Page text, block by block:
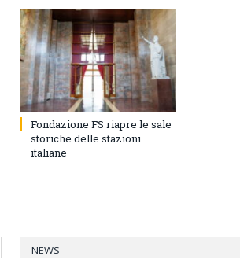
Fondazione FS riapre le sale
storiche delle stazioni
italiane
NEWS